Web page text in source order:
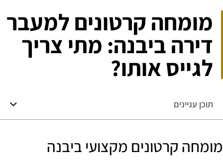
מומחה קרטונים למעבר
דירה ביבנה: מתי צריך
לגייס אותו?
תוכן עניינים
מומחה קרטונים מקצועי ביבנה